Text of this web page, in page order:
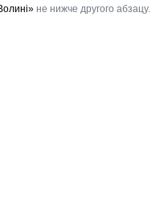
не нижче другого абзацу.